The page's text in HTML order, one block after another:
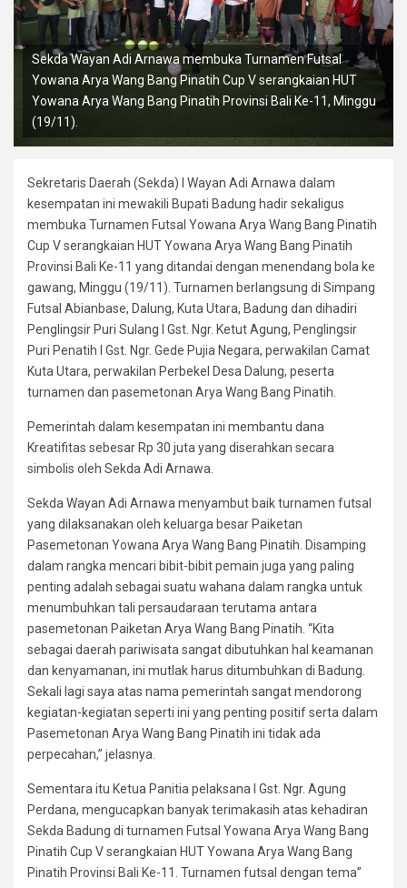
Sekda Wayan Adi Arnawa membuka Turnamen Futsal
Yowana Arya Wang Bang Pinatih Cup V serangkaian HUT
Yowana Arya Wang Bang Pinatih Provinsi Bali Ke-11, Minggu
(19/11).
Sekretaris Daerah (Sekda) I Wayan Adi Arnawa dalam
kesempatan ini mewakili Bupati Badung hadir sekaligus
membuka Turnamen Futsal Yowana Arya Wang Bang Pinatih
Cup V serangkaian HUT Yowana Arya Wang Bang Pinatih
Provinsi Bali Ke-11 yang ditandai dengan menendang bola ke
gawang, Minggu (19/11). Turnamen berlangsung di Simpang
Futsal Abianbase, Dalung, Kuta Utara, Badung dan dihadiri
Penglingsir Puri Sulang I Gst. Ngr. Ketut Agung, Penglingsir
Puri Penatih I Gst. Ngr. Gede Pujia Negara, perwakilan Camat
Kuta Utara, perwakilan Perbekel Desa Dalung, peserta
turnamen dan pasemetonan Arya Wang Bang Pinatih.
Pemerintah dalam kesempatan ini membantu dana
Kreatifitas sebesar Rp 30 juta yang diserahkan secara
simbolis oleh Sekda Adi Arnawa.
Sekda Wayan Adi Arnawa menyambut baik turnamen futsal
yang dilaksanakan oleh keluarga besar Paiketan
Pasemetonan Yowana Arya Wang Bang Pinatih. Disamping
dalam rangka mencari bibit-bibit pemain juga yang paling
penting adalah sebagai suatu wahana dalam rangka untuk
menumbuhkan tali persaudaraan terutama antara
pasemetonan Paiketan Arya Wang Bang Pinatih. “Kita
sebagai daerah pariwisata sangat dibutuhkan hal keamanan
dan kenyamanan, ini mutlak harus ditumbuhkan di Badung.
Sekali lagi saya atas nama pemerintah sangat mendorong
kegiatan-kegiatan seperti ini yang penting positif serta dalam
Pasemetonan Arya Wang Bang Pinatih ini tidak ada
perpecahan,” jelasnya.
Sementara itu Ketua Panitia pelaksana I Gst. Ngr. Agung
Perdana, mengucapkan banyak terimakasih atas kehadiran
Sekda Badung di turnamen Futsal Yowana Arya Wang Bang
Pinatih Cup V serangkaian HUT Yowana Arya Wang Bang
Pinatih Provinsi Bali Ke-11. Turnamen futsal dengan tema”